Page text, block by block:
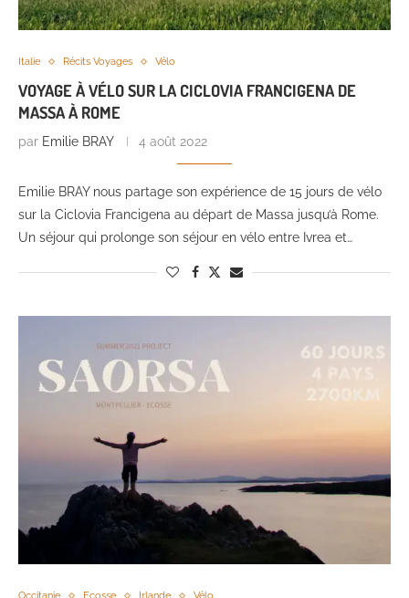
Italie Récits Voyages Vélo
VOYAGE À VÉLO SUR LA CICLOVIA FRANCIGENA DE
MASSA À ROME
par Emilie BRAY 4 août 2022
Emilie BRAY nous partage son expérience de 15 jours de vélo
sur la Ciclovia Francigena au départ de Massa jusqu’à Rome.
Un séjour qui prolonge son séjour en vélo entre Ivrea et…